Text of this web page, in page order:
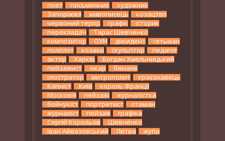
поет письменник
художник
Запоріжжя
живописець
козацтво
червоний терор
графік
історик
перекладач
Тарас Шевченко
композитор
ОУН дисидент
гетьман
поліглот
козаки скульптор
педагог
актор
Харків
Богдан Хмельницький
пейзажист
лікар
бієнале
ілюстратор
митрополит
краєзнавець
Капніст
Київ
король Франції
Московія
пейзажі
журналістка
бойчукіст
портретист
отаман
журналіст
пейзаж
графіка
Сергій Корольов
Шевченко
Іван Айвазовський
Литва жупа